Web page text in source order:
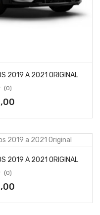
2019 A 2021 ORIGINAL
(0)
2019 A 2021 ORIGINAL
(0)